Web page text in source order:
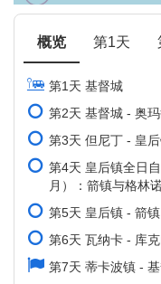
概览 第1天
第1天 基督城
第2天 基督城 - 奥
第3天 但尼丁 - 皇
第4天 皇后镇全日
月）：箭镇与格林
第5天 皇后镇 - 箭
第6天 瓦纳卡 - 库
第7天 蒂卡波镇 -